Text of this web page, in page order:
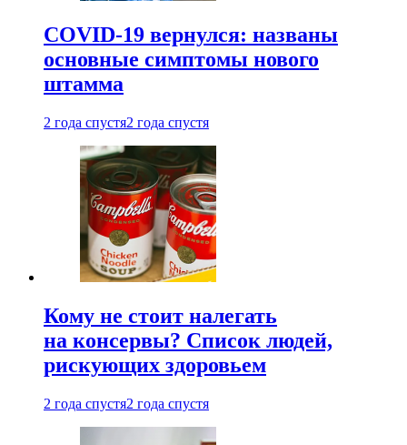
COVID-19 вернулся: названы
основные симптомы нового
штамма
2 года спустя2 года спустя
Кому не стоит налегать
на консервы? Список людей,
рискующих здоровьем
2 года спустя2 года спустя